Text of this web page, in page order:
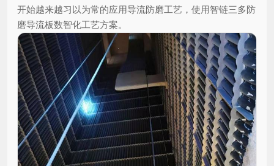
开始越来越习以为常的应用导流防磨工艺，使用智链三多防
磨导流板数智化工艺方案。